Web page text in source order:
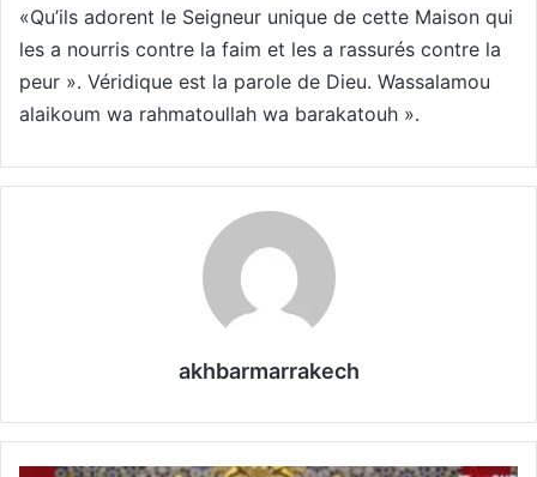
«Qu’ils adorent le Seigneur unique de cette Maison qui
les a nourris contre la faim et les a rassurés contre la
peur ». Véridique est la parole de Dieu. Wassalamou
alaikoum wa rahmatoullah wa barakatouh ».
akhbarmarrakech